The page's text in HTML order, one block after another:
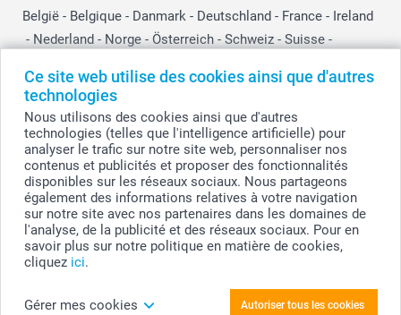
Ce site web utilise des cookies ainsi que d'autres
technologies
Nous utilisons des cookies ainsi que d'autres
technologies (telles que l'intelligence artificielle) pour
analyser le trafic sur notre site web, personnaliser nos
contenus et publicités et proposer des fonctionnalités
disponibles sur les réseaux sociaux. Nous partageons
également des informations relatives à votre navigation
sur notre site avec nos partenaires dans les domaines de
l'analyse, de la publicité et des réseaux sociaux. Pour en
savoir plus sur notre politique en matière de cookies,
cliquez ici.
Gérer mes cookies Autoriser tous les cookies
België - Belgique - Danmark - Deutschland - France - Ireland
- Nederland - Norge - Österreich - Schweiz - Suisse -
Other Countries
© smartphoto group. Tous droits réservés
smartphoto group SA.
Siège social : Kwatrechtsteenweg 160, 9230 Wetteren, Belgique
Numéro de TVA BE 0405.706.755
Numéro d'entreprise 0405.706.755.
Tous les prix sont en EURO (€), TVA incluse et hors frais de port.